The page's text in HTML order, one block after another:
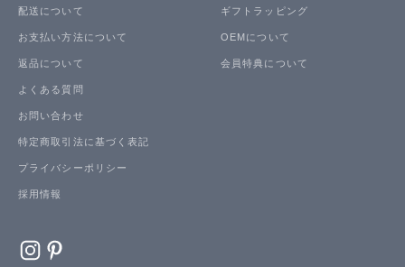
配送について
お支払い方法について
返品について
よくある質問
お問い合わせ
特定商取引法に基づく表記
プライバシーポリシー
採用情報
ギフトラッピング
OEMについて
会員特典について